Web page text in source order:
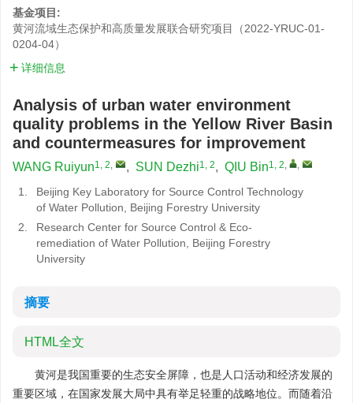
基金项目:
黄河流域生态保护和高质量发展联合研究项目（2022-YRUC-01-
0204-04）
详细信息
Analysis of urban water environment
quality problems in the Yellow River Basin
and countermeasures for improvement
WANG Ruiyun1, 2, , SUN Dezhi1, 2, QIU Bin1, 2, ,
1.
Beijing Key Laboratory for Source Control Technology
of Water Pollution, Beijing Forestry University
2.
Research Center for Source Control & Eco-
remediation of Water Pollution, Beijing Forestry
University
摘要
HTML全文
黄河是我国重要的生态安全屏障，也是人口活动和经济发展的
重要区域，在国家发展大局中具有举足轻重的战略地位。而随着沿